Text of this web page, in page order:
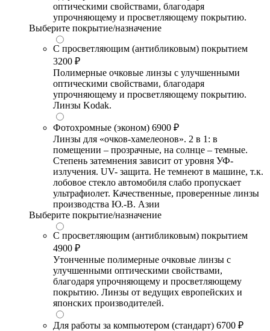
оптическими свойствами, благодаря
упрочняющему и просветляющему покрытию.
Выберите покрытие/назначение
С просветляющим (антибликовым) покрытием
3200 ₽
Полимерные очковые линзы с улучшенными
оптическими свойствами, благодаря
упрочняющему и просветляющему покрытию.
Линзы Kodak.
Фотохромные (эконом) 6900 ₽
Линзы для «очков-хамелеонов». 2 в 1: в
помещении – прозрачные, на солнце – темные.
Степень затемнения зависит от уровня УФ-
излучения. UV- защита. Не темнеют в машине, т.к.
лобовое стекло автомобиля слабо пропускает
ультрафиолет. Качественные, проверенные линзы
производства Ю.-В. Азии
Выберите покрытие/назначение
С просветляющим (антибликовым) покрытием
4900 ₽
Утонченные полимерные очковые линзы с
улучшенными оптическими свойствами,
благодаря упрочняющему и просветляющему
покрытию. Линзы от ведущих европейских и
японских производителей.
Для работы за компьютером (стандарт) 6700 ₽